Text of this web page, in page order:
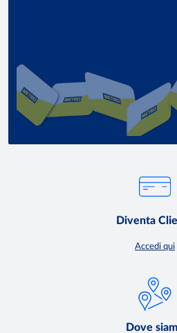
Diventa
Accedi qui
Dove